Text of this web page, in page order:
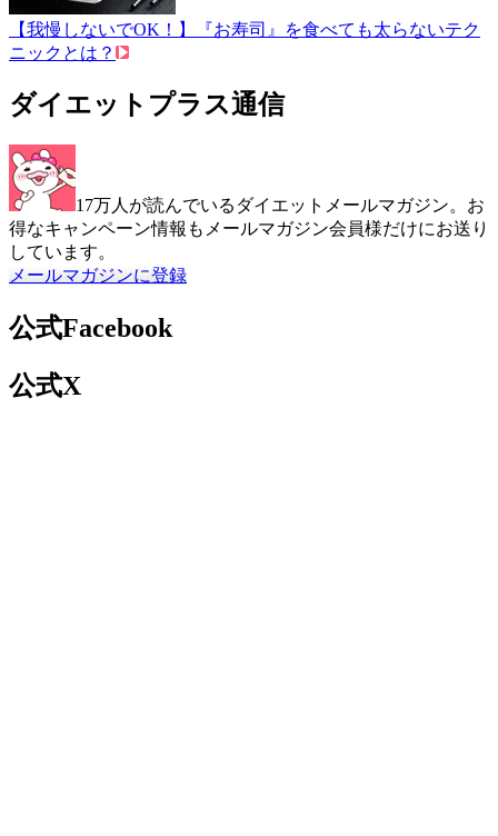
【我慢しないでOK！】『お寿司』を食べても太らないテク
ニックとは？
ダイエットプラス通信
17万人が読んでいるダイエットメールマガジン。お
得なキャンペーン情報もメールマガジン会員様だけにお送り
しています。
メールマガジンに登録
公式Facebook
公式X